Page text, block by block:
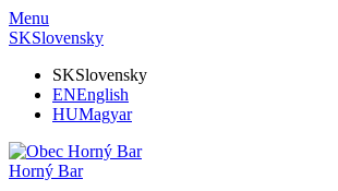
Menu
SKSlovensky
SKSlovensky
ENEnglish
HUMagyar
Horný Bar